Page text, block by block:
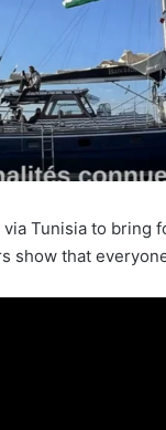
Tunisia to bring
show that